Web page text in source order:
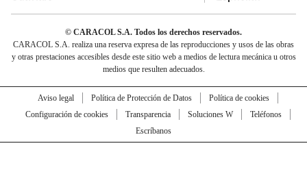
© CARACOL S.A. Todos los derechos reservados.
CARACOL S.A. realiza una reserva expresa de las reproducciones y usos de las obras
y otras prestaciones accesibles desde este sitio web a medios de lectura mecánica u otros
medios que resulten adecuados.
Aviso legal Política de Protección de Datos
Política de cookies
Configuración de cookies
Transparencia Soluciones W
Teléfonos
Escríbanos